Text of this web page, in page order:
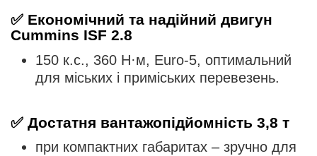
✅ Економічний та надійний двигун
Cummins ISF 2.8
150 к.с., 360 Н·м, Euro-5, оптимальний
для міських і приміських перевезень.
✅ Достатня вантажопідйомність 3,8 т
при компактних габаритах – зручно для